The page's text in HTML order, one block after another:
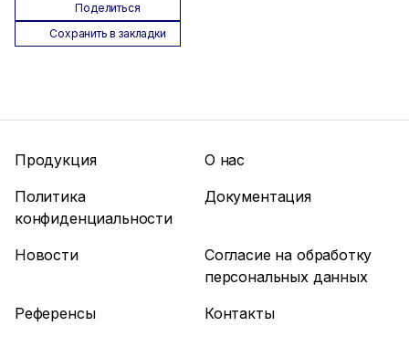
Поделиться
Сохранить в закладки
Продукция
О нас
Политика
конфиденциальности
Документация
Новости
Согласие на обработку
персональных данных
Референсы
Контакты